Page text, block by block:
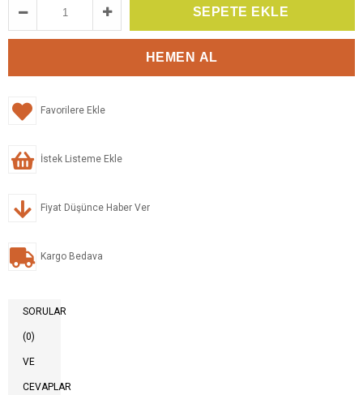
Favorilere Ekle
İstek Listeme Ekle
Fiyat Düşünce Haber Ver
Kargo Bedava
SORULAR
(0)
VE
CEVAPLAR